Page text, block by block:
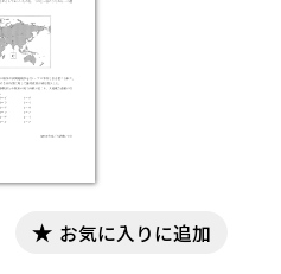
お気に入りに追加